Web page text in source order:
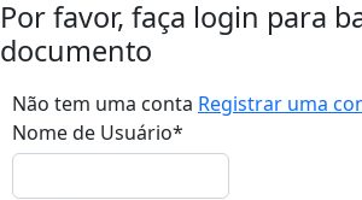
Por favor, faça login para
documento
Não tem uma conta Registrar uma
Nome de Usuário*